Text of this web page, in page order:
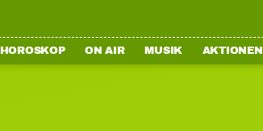
HOROSKOP ON AIR MUSIK AKTIONEN